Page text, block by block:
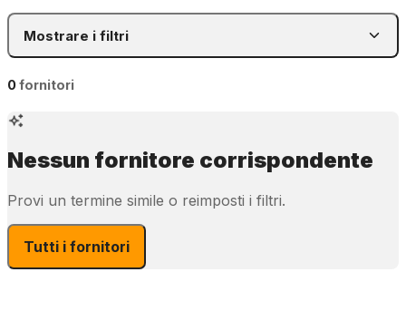
Mostrare i filtri
0fornitori
Nessun fornitore corrispondente
Provi un termine simile o reimposti i filtri.
Tutti i fornitori